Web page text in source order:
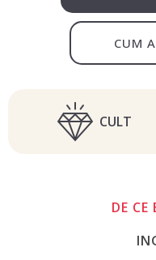
CUM
CULT
DE CE